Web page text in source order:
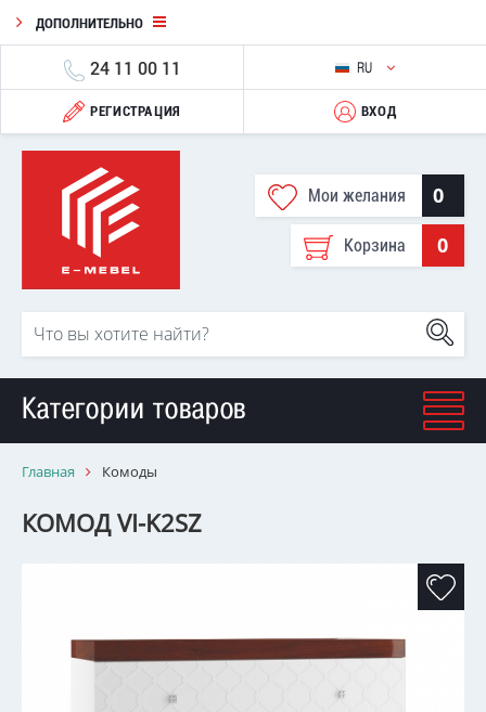
ДОПОЛНИТЕЛЬНО
24 11 00 11 RU
РЕГИСТРАЦИЯ ВХОД
Мои желания 0
Корзина 0
Категории товаров
Главная Комоды
КОМОД VI-K2SZ